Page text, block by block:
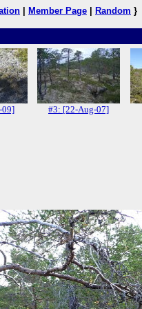
Member Page Random }
09] #3: [22-Aug-07]